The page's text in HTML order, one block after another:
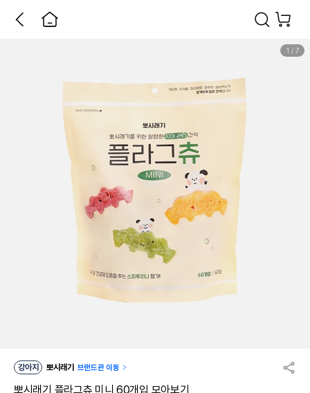
1 / 7
강아지 뽀시래기 브랜드관 이동
뽀시래기 플라그츄 미니 60개입 모아보기